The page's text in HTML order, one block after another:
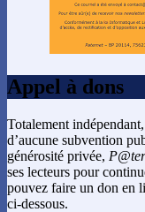
Appel à dons
Totalement
d’aucune subvention
générosité privée,
ses lecteurs pour
pouvez faire un don en
ci-dessous.